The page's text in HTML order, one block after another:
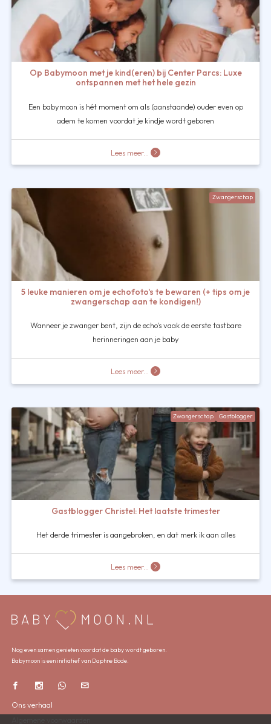
Op Babymoon met je kind(eren) bij Center Parcs: Luxe
ontspannen met het hele gezin
Een babymoon is hét moment om als (aanstaande) ouder even op
adem te komen voordat je kindje wordt geboren
Lees meer...
Zwangerschap
5 leuke manieren om je echofoto's te bewaren (+ tips om je
zwangerschap aan te kondigen!)
Wanneer je zwanger bent, zijn de echo's vaak de eerste tastbare
herinneringen aan je baby
Lees meer...
Zwangerschap Gastblogger
Gastblogger Christel: Het laatste trimester
Het derde trimester is aangebroken, en dat merk ik aan alles
Lees meer...
Nog even samen genieten voordat de baby wordt geboren.
Babymoon is een initiatief van Daphne Bode.
Ons verhaal